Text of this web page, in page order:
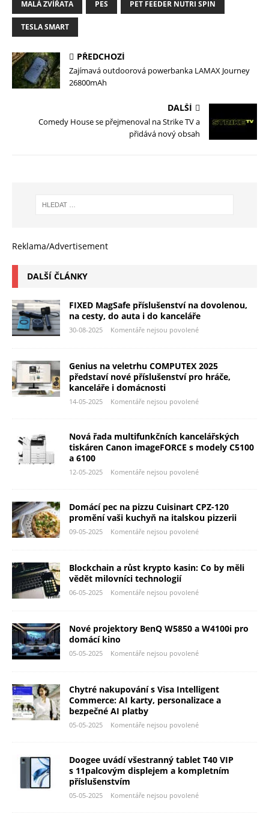
MALÁ ZVÍŘATA PES PET FEEDER NUTRI SPIN
TESLA SMART
PŘEDCHOZÍ
Zajímavá outdoorová powerbanka LAMAX Journey
26800mAh
DALŠÍ
Comedy House se přejmenoval na Strike TV a
přidává nový obsah
Reklama/Advertisement
DALŠÍ ČLÁNKY
FIXED MagSafe příslušenství na dovolenou,
na cesty, do auta i do kanceláře
30-08-2025 Komentáře nejsou povolené
Genius na veletrhu COMPUTEX 2025
představí nové příslušenství pro hráče,
kanceláře i domácnosti
14-05-2025 Komentáře nejsou povolené
Nová řada multifunkčních kancelářských
tiskáren Canon imageFORCE s modely C5100
a 6100
12-05-2025 Komentáře nejsou povolené
Domácí pec na pizzu Cuisinart CPZ-120
promění vaši kuchyň na italskou pizzerii
09-05-2025 Komentáře nejsou povolené
Blockchain a růst krypto kasin: Co by měli
vědět milovníci technologií
06-05-2025 Komentáře nejsou povolené
Nové projektory BenQ W5850 a W4100i pro
domácí kino
05-05-2025 Komentáře nejsou povolené
Chytré nakupování s Visa Intelligent
Commerce: AI karty, personalizace a
bezpečné AI platby
05-05-2025 Komentáře nejsou povolené
Doogee uvádí všestranný tablet T40 VIP
s 11palcovým displejem a kompletním
příslušenstvím
05-05-2025 Komentáře nejsou povolené